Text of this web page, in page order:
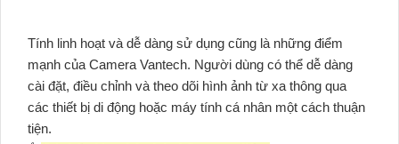
Tính linh hoạt và dễ dàng sử dụng cũng là những điểm
mạnh của Camera Vantech. Người dùng có thể dễ dàng
cài đặt, điều chỉnh và theo dõi hình ảnh từ xa thông qua
các thiết bị di động hoặc máy tính cá nhân một cách thuận
tiện.